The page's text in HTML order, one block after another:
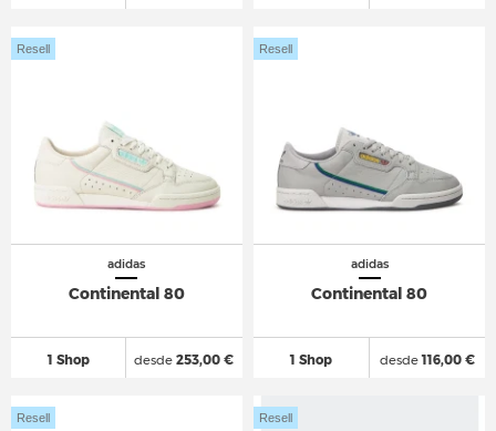
adidas
Continental 80
1 Shop
Resell
desde 253,00 €
adidas
Continental 80
1 Shop
Resell
desde116,00 €
Resell Resell